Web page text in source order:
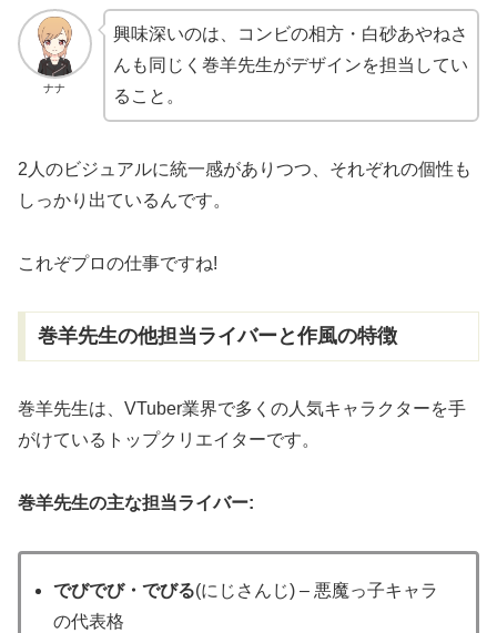
ナナ
興味深いのは、コンビの相方・白砂あやねさ
んも同じく巻羊先生がデザインを担当してい
ること。
2人のビジュアルに統一感がありつつ、それぞれの個性も
しっかり出ているんです。
これぞプロの仕事ですね!
巻羊先生の他担当ライバーと作風の特徴
巻羊先生は、VTuber業界で多くの人気キャラクターを手
がけているトップクリエイターです。
巻羊先生の主な担当ライバー:
でびでび・でびる(にじさんじ) – 悪魔っ子キャラ
の代表格